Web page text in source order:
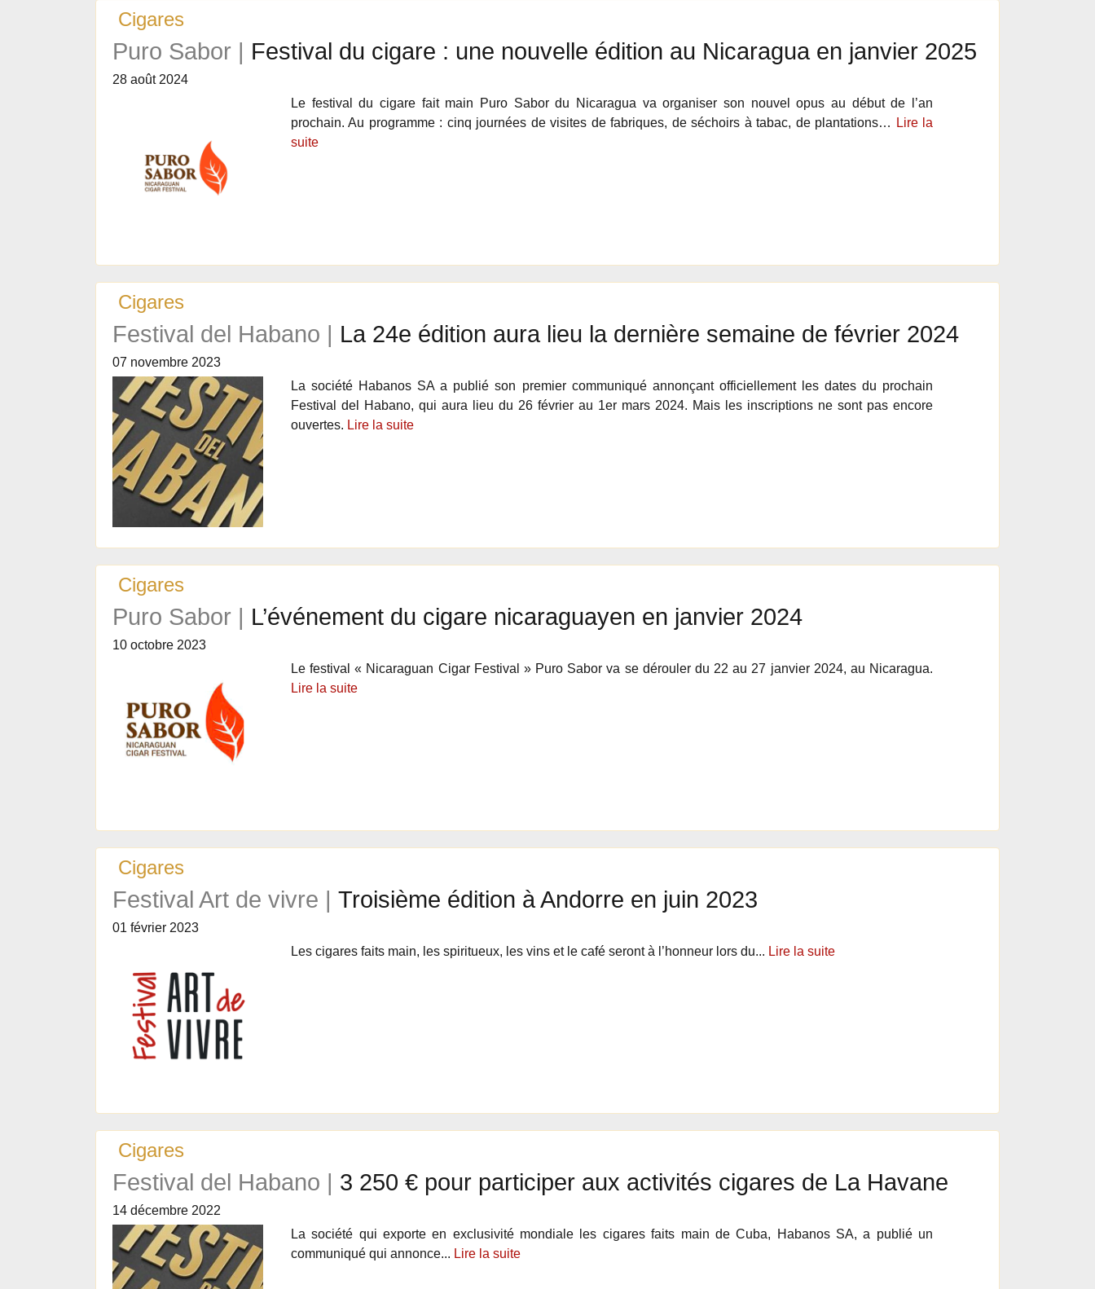
Cigares
Puro Sabor | Festival du cigare : une nouvelle édition au Nicaragua en janvier 2025
28 août 2024
Le festival du cigare fait main Puro Sabor du Nicaragua va organiser son nouvel opus au début de l’an
prochain. Au programme : cinq journées de visites de fabriques, de séchoirs à tabac, de plantations…
Lire la
suite
Cigares
Festival del Habano | La 24e édition aura lieu la dernière semaine de février 2024
07 novembre 2023
La société Habanos SA a publié son premier communiqué annonçant officiellement les dates du prochain
Festival del Habano, qui aura lieu du 26 février au 1er mars 2024. Mais les inscriptions ne sont pas encore
ouvertes. Lire la suite
Cigares
Puro Sabor | L’événement du cigare nicaraguayen en janvier 2024
10 octobre 2023
Le festival « Nicaraguan Cigar Festival » Puro Sabor va se dérouler du 22 au 27 janvier 2024, au Nicaragua.
Lire la suite
Cigares
Festival Art de vivre | Troisième édition à Andorre en juin 2023
01 février 2023
Les cigares faits main, les spiritueux, les vins et le café seront à l’honneur lors du... Lire la suite
Cigares
Festival del Habano | 3 250 € pour participer aux activités cigares de La Havane
14 décembre 2022
La société qui exporte en exclusivité mondiale les cigares faits main de Cuba, Habanos SA, a publié un
communiqué qui annonce... Lire la suite